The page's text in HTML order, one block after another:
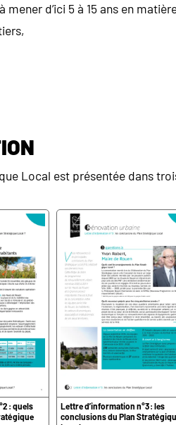
d’ici 5 à 15 ans en
Local est présentée dans
: quels
Lettre d’information n°3 : les
conclusions du Plan